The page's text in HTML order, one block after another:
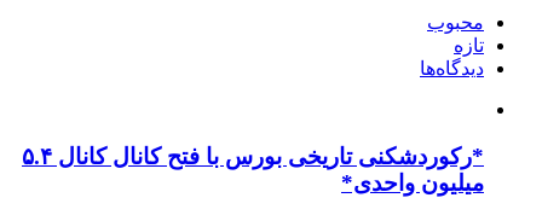
محبوب
تازه
دیدگاه‌ها
*رکوردشکنی تاریخی بورس با فتح کانال کانال ۵.۴
میلیون واحدی*